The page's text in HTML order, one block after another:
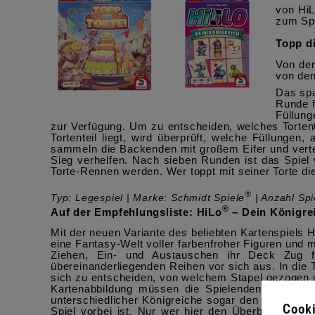
von
zum
Topp
Von
von
Das
Runde
zur Verfügung. Um zu entscheiden, welches
Tortenteil liegt, wird überprüft, welche
sammeln die Backenden mit großem Eifer und
Sieg verhelfen. Nach sieben Runden ist das
Torte-Rennen werden. Wer toppt mit seiner Torte
Typ: Legespiel | Marke: Schmidt Spiele® | Anzahl
Auf der Empfehlungsliste:
HiLo® – Dein
Mit der neuen Variante des beliebten Kartenspiels
eine Fantasy-Welt voller farbenfroher Figuren und
Ziehen, Ein- und Austauschen ihr Deck
übereinanderliegenden Reihen vor sich aus. In
sich zu entscheiden,von welchem Stapel gezogen
Kartenabbildung müssen die Spielenden dabei
unterschiedlicher Königreiche sogar den Platz.
Spiel vorbei ist. Nur wer hier den Überblick